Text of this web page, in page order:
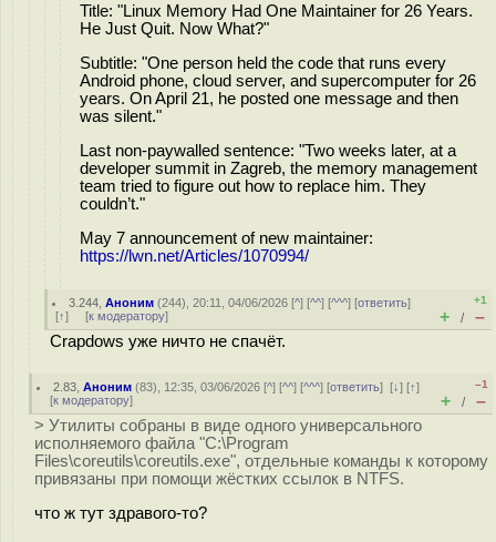
Title: "Linux Memory Had One Maintainer for 26 Years.
He Just Quit. Now What?"
Subtitle: "One person held the code that runs every
Android phone, cloud server, and supercomputer for 26
years. On April 21, he posted one message and then
was silent."
Last non-paywalled sentence: "Two weeks later, at a
developer summit in Zagreb, the memory management
team tried to figure out how to replace him. They
couldn’t."
May 7 announcement of new maintainer:
https://lwn.net/Articles/1070994/
3.244 ,Аноним (244), 20:11, 04/06/2026 [^] [^^] [^^^] [ответить]
[↑] [к модератору]
+1
+ / –
Crapdows уже ничто не спачёт.
2.83 ,Аноним (83), 12:35, 03/06/2026 [^] [^^] [^^^] [ответить][↓] [↑]
[к модератору]
–1
+ / –
> Утилиты собраны в виде одного универсального
исполняемого файла "C:\Program
Files\coreutils\coreutils.exe", отдельные команды к которому
привязаны при помощи жёстких ссылок в NTFS.
что ж тут здравого-то?